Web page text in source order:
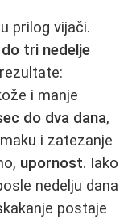
prilog vijači.
tri nedelje
i manje
do dva dana,
i zatezanje
upornost. Iako
nedelju dana
postaje